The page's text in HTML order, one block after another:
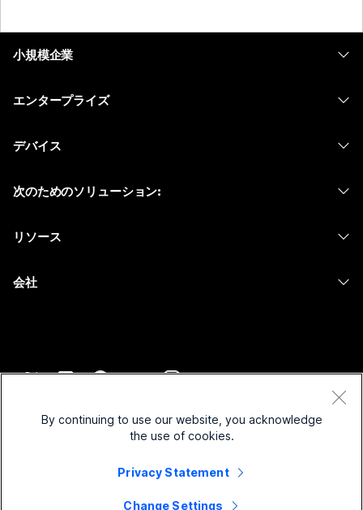
小規模企業
エンタープライズ
Meetings
セキュリティ
デバイス
次のためのソリューション:
スタートアップ
ハイブリッド ワーク
リソース
インクルージョン
会社
セールスに問い合わせ
Webex ソート リーダーシップ
Webex Merch Store
キャリア
プライバシーステートメント
By continuing to use our website, you acknowledge
the use of cookies.
Privacy Statement
Change Settings